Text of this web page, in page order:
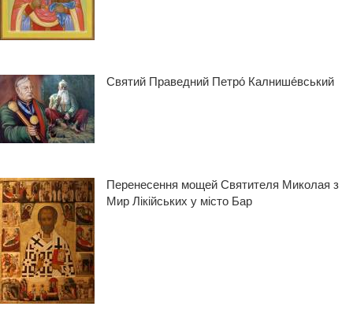
Святий Праведний Петро́ Калнише́вський
Перенесення мощей Святителя Миколая з
Мир Лікійських у місто Бар